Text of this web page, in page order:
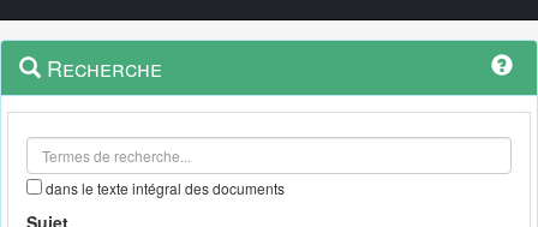
Navigation
outils
Menu
contextuel
Recherche
dans le texte intégral des documents
Sujet